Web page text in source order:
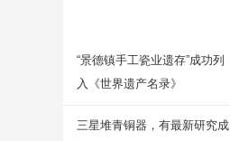
“景德镇手工瓷业遗存”成功列
入《世界遗产名录》
三星堆青铜器，有最新研究成